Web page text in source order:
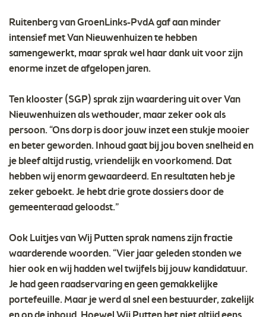
Ruitenberg van GroenLinks-PvdA gaf aan minder
intensief met Van Nieuwenhuizen te hebben
samengewerkt, maar sprak wel haar dank uit voor zijn
enorme inzet de afgelopen jaren.
Ten klooster (SGP) sprak zijn waardering uit over Van
Nieuwenhuizen als wethouder, maar zeker ook als
persoon. “Ons dorp is door jouw inzet een stukje mooier
en beter geworden. Inhoud gaat bij jou boven snelheid en
je bleef altijd rustig, vriendelijk en voorkomend. Dat
hebben wij enorm gewaardeerd. En resultaten heb je
zeker geboekt. Je hebt drie grote dossiers door de
gemeenteraad geloodst.”
Ook Luitjes van Wij Putten sprak namens zijn fractie
waarderende woorden. “Vier jaar geleden stonden we
hier ook en wij hadden wel twijfels bij jouw kandidatuur.
Je had geen raadservaring en geen gemakkelijke
portefeuille. Maar je werd al snel een bestuurder, zakelijk